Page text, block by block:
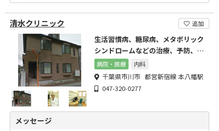
清水クリニック 追加
生活習慣病、糖尿病、メタボリック
シンドロームなどの治療、予防、対
策は清水クリニックへ
病院・医療 内科
千葉県市川市 都営新宿線 本八幡駅
047-320-0277
メッセージ